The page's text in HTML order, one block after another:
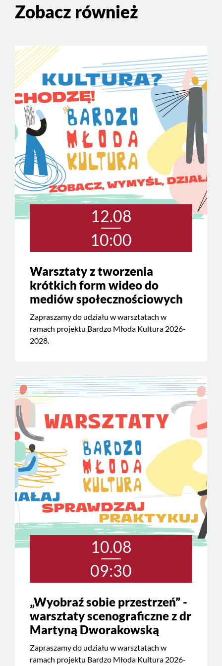
Zobacz również
12.08
10:00
Warsztaty z tworzenia
krótkich form wideo do
mediów społecznościowych
Zapraszamy do udziału w warsztatach w
ramach projektu Bardzo Młoda Kultura 2026-
2028.
10.08
09:30
„Wyobraź sobie przestrzeń” -
warsztaty scenograficzne z dr
Martyną Dworakowską
Zapraszamy do udziału w warsztatach w
ramach projektu Bardzo Młoda Kultura 2026-